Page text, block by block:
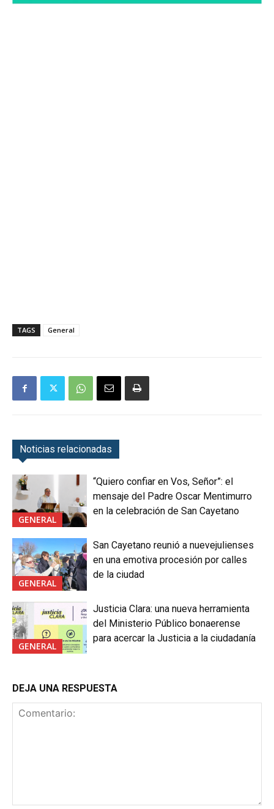
TAGS General
Noticias relacionadas
GENERAL
“Quiero confiar en Vos, Señor”: el
mensaje del Padre Oscar Mentimurro
en la celebración de San Cayetano
GENERAL
San Cayetano reunió a nuevejulienses
en una emotiva procesión por calles
de la ciudad
GENERAL
Justicia Clara: una nueva herramienta
del Ministerio Público bonaerense
para acercar la Justicia a la ciudadanía
DEJA UNA RESPUESTA